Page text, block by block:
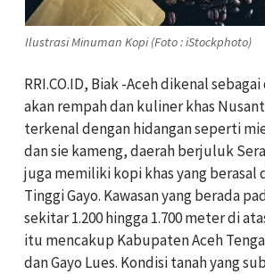
Ilustrasi Minuman Kopi (Foto : iStockphoto)
RRI.CO.ID, Biak -Aceh dikenal
akan rempah dan kuliner khas
terkenal dengan hidangan seperti
dan sie kameng, daerah berjuluk
juga memiliki kopi khas yang berasal
Tinggi Gayo. Kawasan yang berada
sekitar 1.200 hingga 1.700 meter di
itu mencakup Kabupaten Aceh
dan Gayo Lues. Kondisi tanah yang